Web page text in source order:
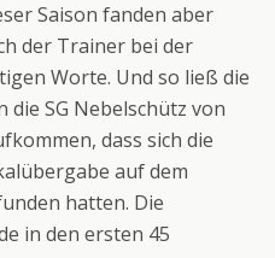
Saison fanden aber
der Trainer bei der
Worte. Und so ließ die
SG Nebelschütz von
dass sich die
auf dem
hatten. Die
in den ersten 45